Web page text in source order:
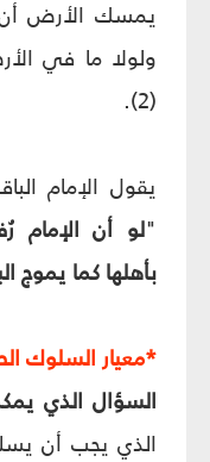
يمسك الأرض أن
ولولا ما في
(2).
يقول الإمام
"لو أن الإمام
بأهلها كما يموج
*معيار السلوك
السؤال الذي
الذي يجب أن